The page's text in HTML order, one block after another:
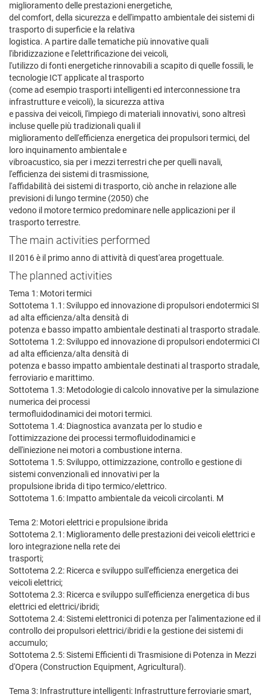
miglioramento delle prestazioni energetiche,
del comfort, della sicurezza e dell'impatto ambientale dei sistemi di
trasporto di superficie e la relativa
logistica. A partire dalle tematiche più innovative quali
l'ibridizzazione e l'elettrificazione dei veicoli,
l'utilizzo di fonti energetiche rinnovabili a scapito di quelle fossili, le
tecnologie ICT applicate al trasporto
(come ad esempio trasporti intelligenti ed interconnessione tra
infrastrutture e veicoli), la sicurezza attiva
e passiva dei veicoli, l'impiego di materiali innovativi, sono altresì
incluse quelle più tradizionali quali il
miglioramento dell'efficienza energetica dei propulsori termici, del
loro inquinamento ambientale e
vibroacustico, sia per i mezzi terrestri che per quelli navali,
l'efficienza dei sistemi di trasmissione,
l'affidabilità dei sistemi di trasporto, ciò anche in relazione alle
previsioni di lungo termine (2050) che
vedono il motore termico predominare nelle applicazioni per il
trasporto terrestre.
The main activities performed
Il 2016 è il primo anno di attività di quest'area progettuale.
The planned activities
Tema 1: Motori termici
Sottotema 1.1: Sviluppo ed innovazione di propulsori endotermici SI
ad alta efficienza/alta densità di
potenza e basso impatto ambientale destinati al trasporto stradale.
Sottotema 1.2: Sviluppo ed innovazione di propulsori endotermici CI
ad alta efficienza/alta densità di
potenza e basso impatto ambientale destinati al trasporto stradale,
ferroviario e marittimo.
Sottotema 1.3: Metodologie di calcolo innovative per la simulazione
numerica dei processi
termofluidodinamici dei motori termici.
Sottotema 1.4: Diagnostica avanzata per lo studio e
l'ottimizzazione dei processi termofluidodinamici e
dell'iniezione nei motori a combustione interna.
Sottotema 1.5: Sviluppo, ottimizzazione, controllo e gestione di
sistemi convenzionali ed innovativi per la
propulsione ibrida di tipo termico/elettrico.
Sottotema 1.6: Impatto ambientale da veicoli circolanti. M
Tema 2: Motori elettrici e propulsione ibrida
Sottotema 2.1: Miglioramento delle prestazioni dei veicoli elettrici e
loro integrazione nella rete dei
trasporti;
Sottotema 2.2: Ricerca e sviluppo sull'efficienza energetica dei
veicoli elettrici;
Sottotema 2.3: Ricerca e sviluppo sull'efficienza energetica di bus
elettrici ed elettrici/ibridi;
Sottotema 2.4: Sistemi elettronici di potenza per l'alimentazione ed il
controllo dei propulsori elettrici/ibridi e la gestione dei sistemi di
accumulo;
Sottotema 2.5: Sistemi Efficienti di Trasmisione di Potenza in Mezzi
d'Opera (Construction Equipment, Agricultural).
Tema 3: Infrastrutture intelligenti: Infrastrutture ferroviarie smart,